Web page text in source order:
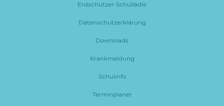
Erdschützer-Schullädle
Datenschutzerklärung
Downloads
Krankmeldung
Schulinfo
Terminplaner